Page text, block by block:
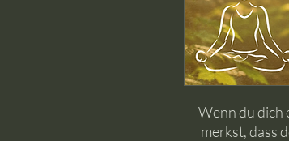
Wenn du dich
merkst, dass